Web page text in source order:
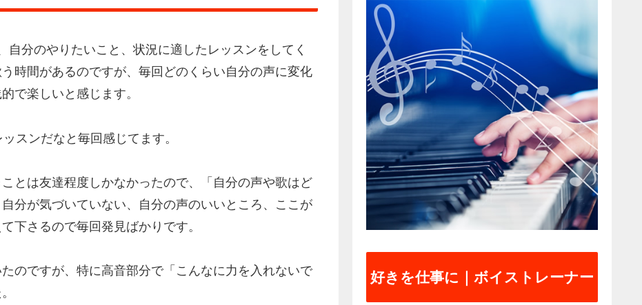
分のやりたいこと、状況に適したレッスンをしてく
時間があるのですが、毎回どのくらい自分の声に変化
で楽しいと感じます。
スンだなと毎回感じてます。
とは友達程度しかなかったので、「自分の声や歌はど
分が気づいていない、自分の声のいいところ、ここが
下さるので毎回発見ばかりです。
のですが、特に高音部分で「こんなに力を入れないで
好きを仕事に｜ボイストレーナー